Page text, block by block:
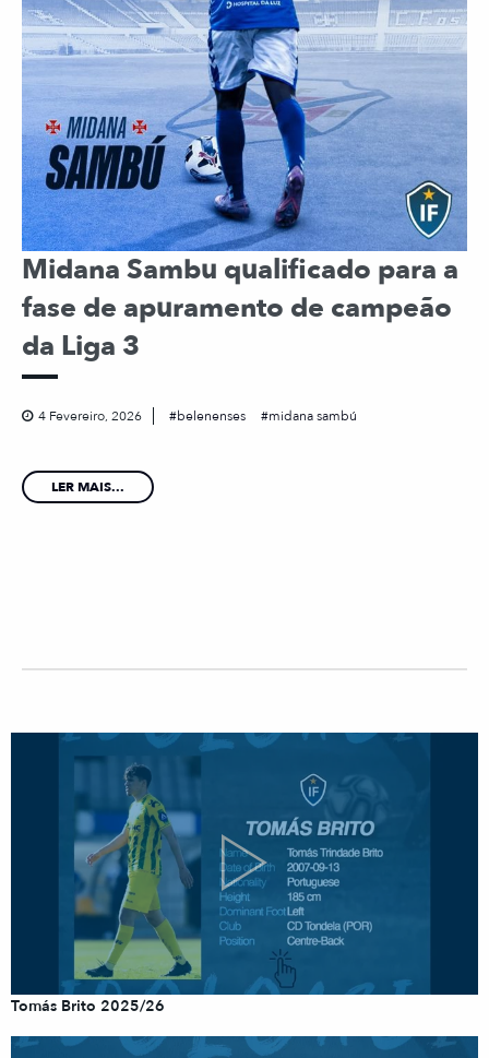
Midana Sambu qualificado para a
fase de apuramento de campeão
da Liga 3
4 Fevereiro, 2026 belenenses midana sambú
LER MAIS...
Tomás Brito 2025/26